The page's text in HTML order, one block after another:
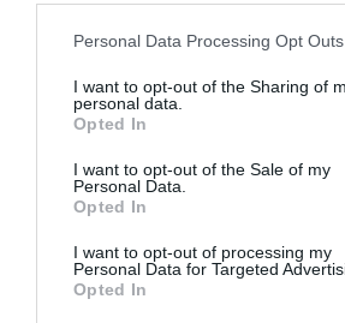
Personal Data Processing Opt Outs
I want to opt-out of the Sharing of
personal data.
Opted In
I want to opt-out of the Sale of my
Personal Data.
Opted In
I want to opt-out of processing my
Personal Data for Targeted
Opted In
Ingemar Stenmark
A prvenstvo za Američanko
roki, to si je poškodovala pri
treningu pred sezono,
nastopa z močnimi bolečinami.
poudarja, da to ne bo